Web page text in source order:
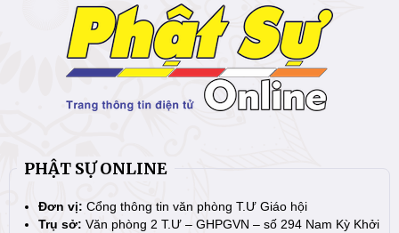
PHẬT SỰ ONLINE
Đơn vị: Cổng thông tin văn phòng T.Ư Giáo hội
Trụ sở: Văn phòng 2 T.Ư – GHPGVN – số 294 Nam Kỳ Khởi